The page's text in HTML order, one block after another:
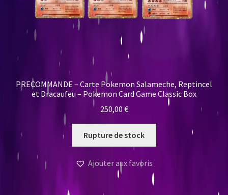
PRECOMMANDE – Carte Pokemon Salameche, Reptincel
et Dracaufeu – Pokemon Card Game Classic Box
250,00 €
Rupture de stock
Ajouter aux favoris